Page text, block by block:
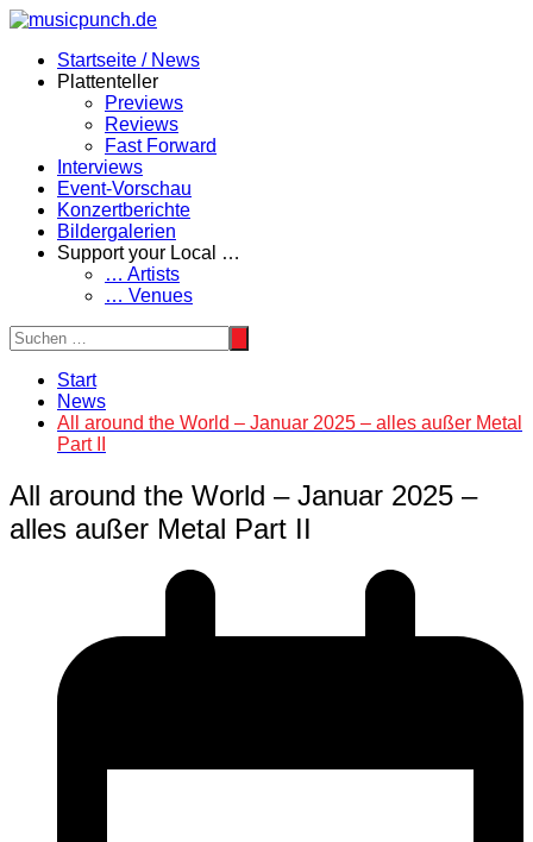
Zum
springenStartseite / News
Plattenteller
Previews
Reviews
Fast Forward
Interviews
Event-Vorschau
Konzertberichte
Bildergalerien
Support your Local …
… Artists
… Venues
Start
News
All around the World – Januar 2025 – alles außer Metal
Part II
All around the World – Januar 2025 –
alles außer Metal Part II